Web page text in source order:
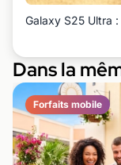
Galaxy S25 Ultra
Dans la
Forfaits mobile